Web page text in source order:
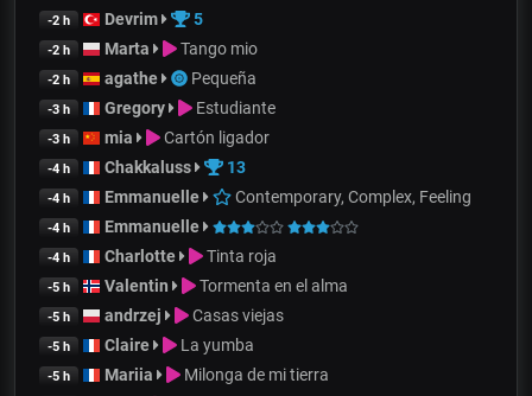
-2 h Devrim 5
-2 h Marta Tango mio
-2 h agathe Pequeña
-3 h Gregory Estudiante
-3 h mia Cartón ligador
-4 h Chakkaluss 13
-4 h Emmanuelle Contemporary, Complex, Feeling
-4 h Emmanuelle
-4 h Charlotte Tinta roja
-5 h Valentin Tormenta en el alma
-5 h andrzej Casas viejas
-5 h Claire La yumba
-5 h Mariia Milonga de mi tierra